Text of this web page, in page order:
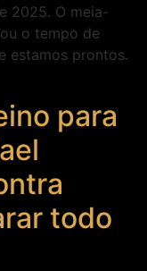
2025. O meia-
o tempo de
estamos prontos.
para
todo